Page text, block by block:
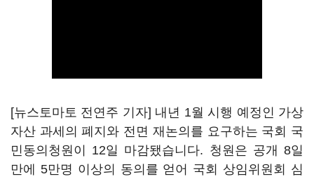
[뉴스토마토 전연주 기자] 내년 1월 시행 예정인 가상
자산 과세의 폐지와 전면 재논의를 요구하는 국회 국
민동의청원이 12일 마감됐습니다. 청원은 공개 8일
만에 5만명 이상의 동의를 얻어 국회 상임위원회 심